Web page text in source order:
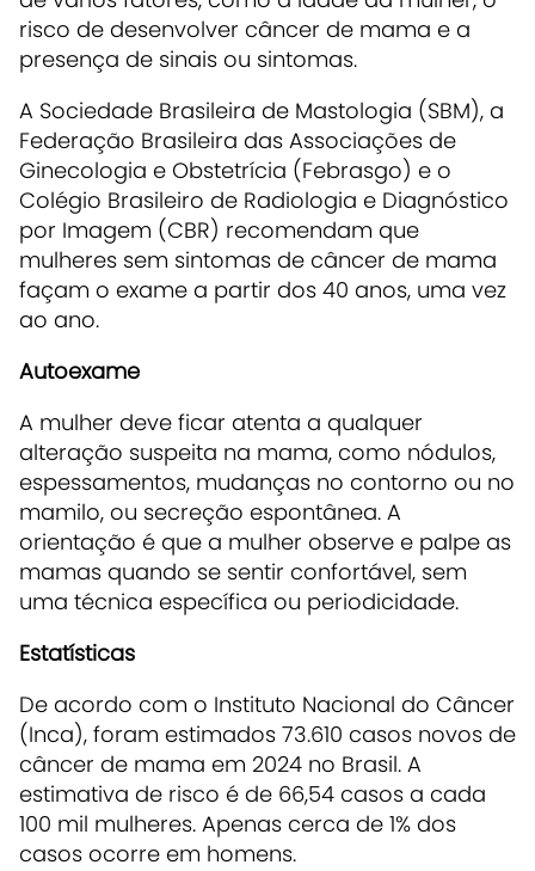
risco de desenvolver câncer de mama e a
presença de sinais ou sintomas.
A Sociedade Brasileira de Mastologia (SBM), a
Federação Brasileira das Associações de
Ginecologia e Obstetrícia (Febrasgo) e o
Colégio Brasileiro de Radiologia e Diagnóstico
por Imagem (CBR) recomendam que
mulheres sem sintomas de câncer de mama
façam o exame a partir dos 40 anos, uma vez
ao ano.
Autoexame
A mulher deve ficar atenta a qualquer
alteração suspeita na mama, como nódulos,
espessamentos, mudanças no contorno ou no
mamilo, ou secreção espontânea. A
orientação é que a mulher observe e palpe as
mamas quando se sentir confortável, sem
uma técnica específica ou periodicidade.
Estatísticas
De acordo com o Instituto Nacional do Câncer
(Inca), foram estimados 73.610 casos novos de
câncer de mama em 2024 no Brasil. A
estimativa de risco é de 66,54 casos a cada
100 mil mulheres. Apenas cerca de 1% dos
casos ocorre em homens.